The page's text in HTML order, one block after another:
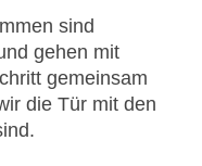
sind
gehen mit
gemeinsam
die Tür mit den